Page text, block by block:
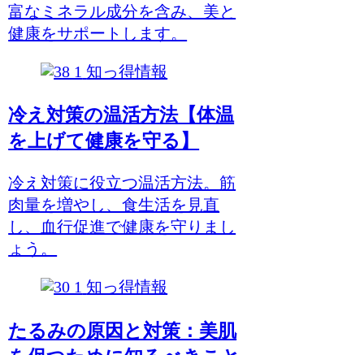
富なミネラル成分を含み、美と
健康をサポートします。
知っ得情報
冷え対策の温活方法【体温
を上げて健康を守る】
冷え対策に役立つ温活方法。筋
肉量を増やし、食生活を見直
し、血行促進で健康を守りまし
ょう。
知っ得情報
たるみの原因と対策：美肌